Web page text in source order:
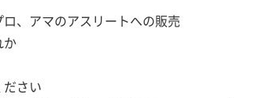
、アマのアスリートへの販売
か
さい